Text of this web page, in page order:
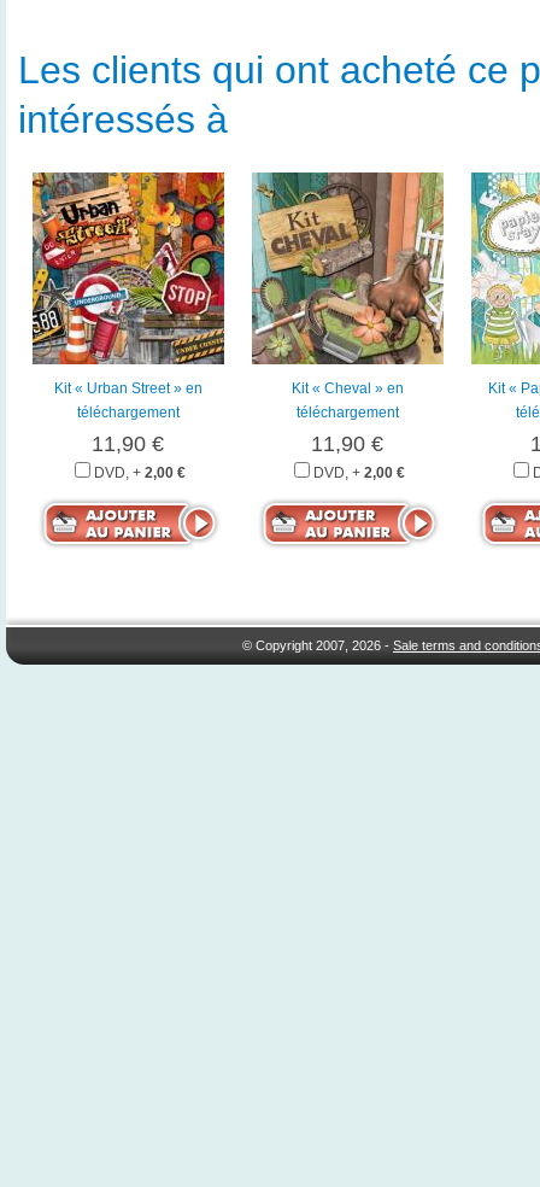
Les clients qui ont acheté ce
intéressés à
Kit « Urban Street » en
téléchargement
11,90 €
DVD, + 2,00 €
Kit « Cheval » en
téléchargement
11,90 €
DVD, + 2,00 €
Kit «
© Copyright 2007, 2026 -Sale terms and